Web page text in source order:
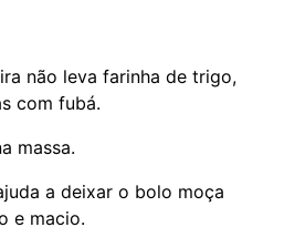
não leva farinha de trigo,
com fubá.
massa.
a deixar o bolo moça
e macio.